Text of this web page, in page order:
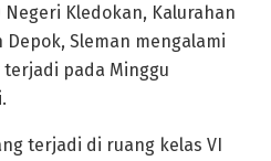
Kledokan, Kalurahan
Sleman mengalami
pada Minggu
terjadi di ruang kelas VI